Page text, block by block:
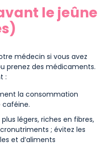
le jeûne
médecin si vous avez
prenez des médicaments.
:
la consommation
caféine.
légers, riches en fibres,
; évitez les
et d’aliments